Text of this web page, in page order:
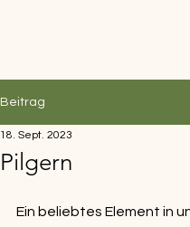
Beitrag
Pilgern
18. Sept. 2023
Ein beliebtes Element in